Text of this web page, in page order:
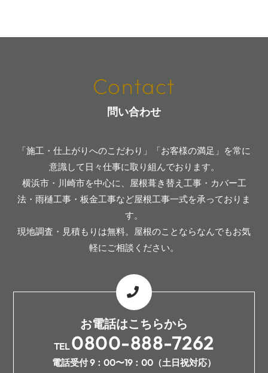
Contact
問い合わせ
「施工・仕上がりへのこだわり」「お客様の満足」を常に
意識して日々仕事に取り組んでおります。
横浜市・川崎市を中心に、屋根葺き替え工事・カバー工
法・雨樋工事・板金工事など屋根工事一式を承っておりま
す。
現地調査・見積もりは無料。屋根のことならなんでもお気
軽にご相談ください。
お電話はこちらから
TEL0800-888-7262
電話受付 9：00〜19：00（土日祝対応）